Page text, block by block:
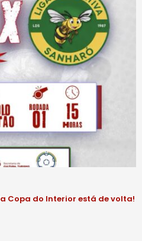
Copa do Interior está de volta!